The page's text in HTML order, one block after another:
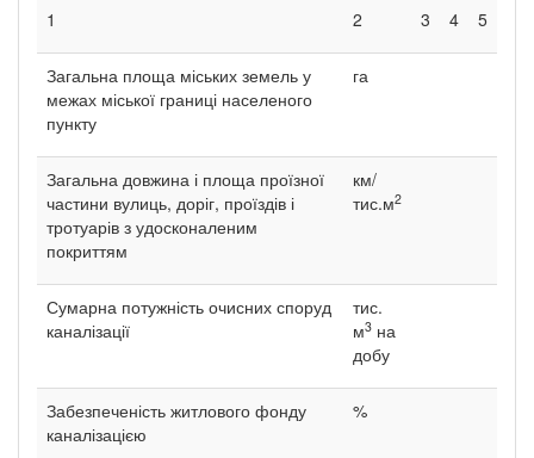
1 2 3 4 5
Загальна площа міських земель у
межах міської границі населеного
пункту
га
Загальна довжина і площа проїзної
частини вулиць, доріг, проїздів і
тротуарів з удосконаленим
покриттям
км/
тис.м2
Сумарна потужність очисних споруд
каналізації
тис.
м3 на
добу
Забезпеченість житлового фонду
каналізацією
%